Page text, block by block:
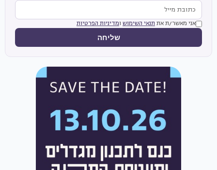
אני מאשר/ת את תנאי השימוש ומדיניות הפרטיות
שליחה